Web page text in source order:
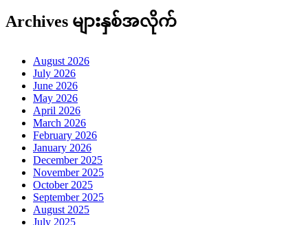
Archives များနှစ်အလိုက်
August 2026
July 2026
June 2026
May 2026
April 2026
March 2026
February 2026
January 2026
December 2025
November 2025
October 2025
September 2025
August 2025
July 2025